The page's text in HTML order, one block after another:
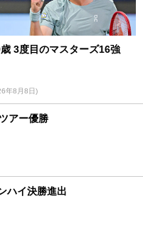
3度目のマスターズ16強
年8月8日)
アー優勝
ハイ決勝進出